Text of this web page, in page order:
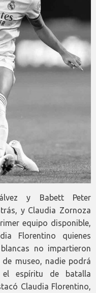
y Babett Peter
y Claudia Zornoza
equipo disponible,
Florentino quienes
no impartieron
museo, nadie podrá
espíritu de batalla
Claudia Florentino,